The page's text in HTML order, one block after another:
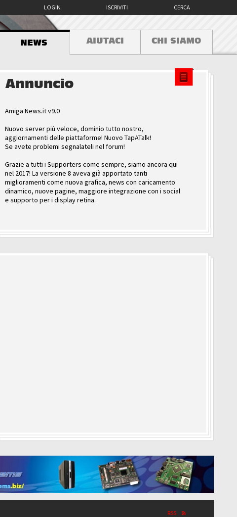
CERCA
ISCRIVITI
LOGIN
NEWS AIUTACI CHI SIAMO
Annuncio
Amiga News.it v9.0
Nuovo server più veloce, dominio tutto nostro,
aggiornamenti delle piattaforme! Nuovo TapATalk!
Se avete problemi segnalateli nel forum!
Grazie a tutti i Supporters come sempre, siamo ancora qui
nel 2017! La versione 8 aveva già apportato tanti
miglioramenti come nuova grafica, news con caricamento
dinamico, nuove pagine, maggiore integrazione con i social
e supporto per i display retina.
RSS